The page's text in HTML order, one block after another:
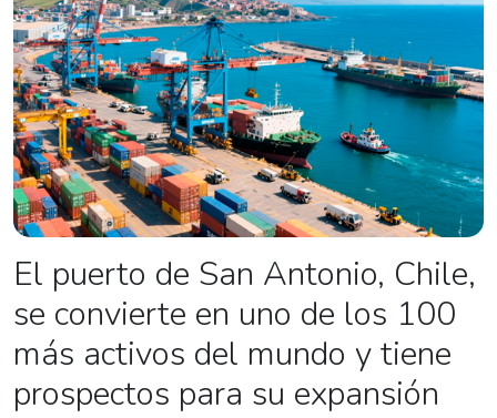
El puerto de San Antonio, Chile,
se convierte en uno de los 100
más activos del mundo y tiene
prospectos para su expansión